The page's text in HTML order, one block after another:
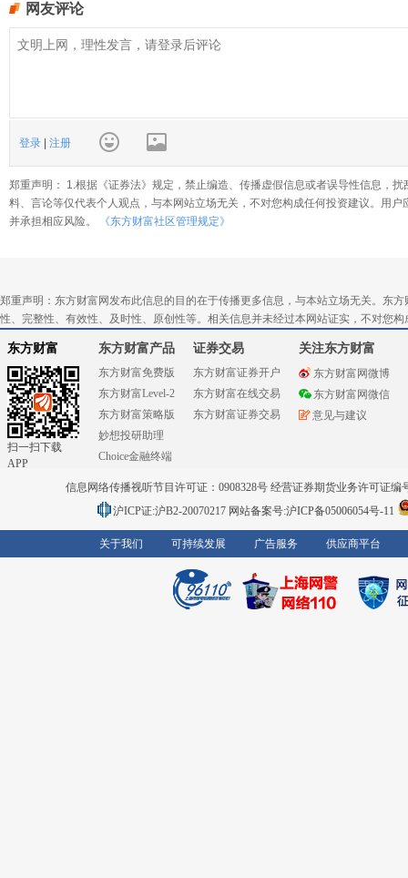
网友评论
登录 注册
郑重声明： 1.根据《证券法》规定，禁止编造、传播虚假信息或者误导性信息，
料、言论等仅代表个人观点，与本网站立场无关，不对您构成任何投资建议。用
并承担相应风险。
《东方财富社区管理规定》
郑重声明：东方财富网发布此信息的目的在于传播更多信息，与本站立场无关。东
性、完整性、有效性、及时性、原创性等。相关信息并未经过本网站证实，不对您
东方财富
扫一扫下载
APP
东方财富产品
东方财富免费版
东方财富Level-2
东方财富策略版
妙想投研助理
Choice金融终端
证券交易
东方财富证券开户
东方财富在线交易
东方财富证券交易
关注东方财富
东方财富网微博
东方财富网微信
意见与建议
信息网络传播视听节目许可证：0908328号 经营证券期货业务许可证编
沪ICP证:沪B2-20070217 网站备案号:沪ICP备05006054号-11
关于我们 可持续发展 广告服务 供应商平台